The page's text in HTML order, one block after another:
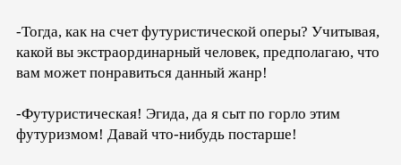
-Тогда, как на счет футуристической оперы? Учитывая,
какой вы экстраординарный человек, предполагаю, что
вам может понравиться данный жанр!
-Футуристическая! Эгида, да я сыт по горло этим
футуризмом! Давай что-нибудь постарше!